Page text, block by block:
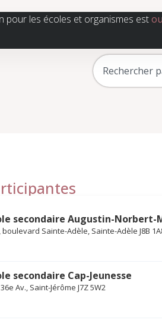
pour les écoles et organismes est
secondaire Augustin-Norbert-
boulevard Sainte-Adèle, Sainte-Adèle J8B
secondaire Cap-Jeunesse
Av., Saint-Jérôme J7Z 5W2